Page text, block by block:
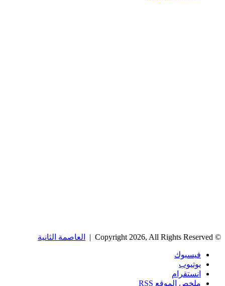
© Copyright 2026, All Rights Reserved | العاصمة الثانية
فيسبوك
يوتيوب
انستقرام
ملخص الموقع RSS